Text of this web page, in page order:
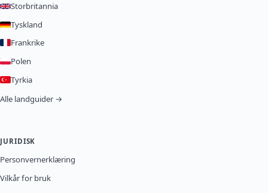
Storbritannia
Tyskland
Frankrike
Polen
Tyrkia
Alle landguider →
JURIDISK
Personvernerklæring
Vilkår for bruk